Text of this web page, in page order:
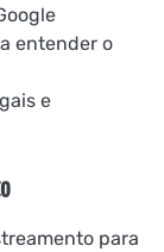
entender o
e
para